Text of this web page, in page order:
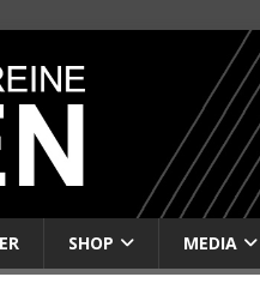
SHOP MEDIA